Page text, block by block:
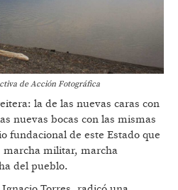
de Acción Fotográfica
la de las nuevas caras con
nuevas bocas con las mismas
fundacional de este Estado que
marcha militar, marcha
del pueblo.